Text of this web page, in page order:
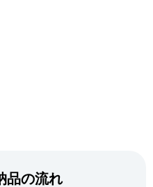
品の流れ